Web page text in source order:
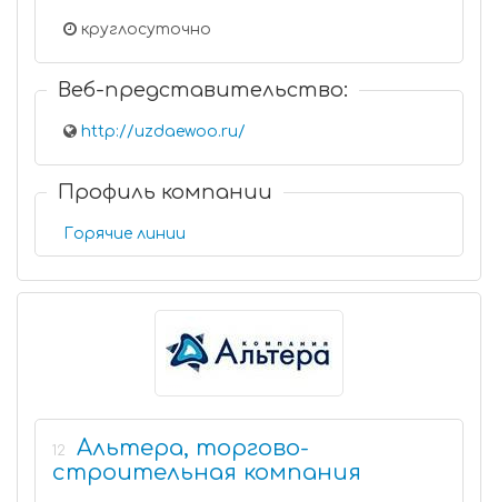
круглосуточно
Веб-представительство:
http://uzdaewoo.ru/
Профиль компании
Горячие линии
12
Альтера, торгово-
строительная компания